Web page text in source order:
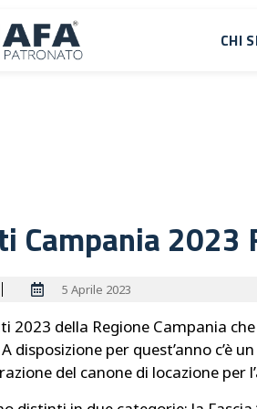
CHI
Campania 2023
5 Aprile 2023
2023 della Regione Campania
disposizione per quest’anno c’è
del canone di locazione per